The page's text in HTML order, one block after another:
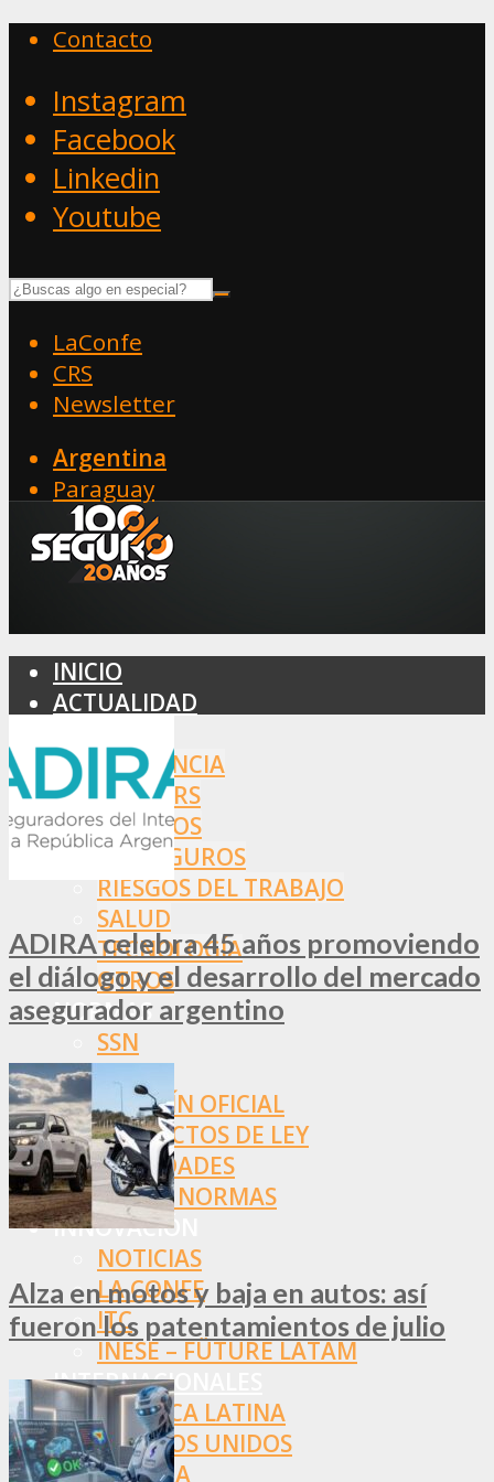
Contacto
Instagram
Facebook
Linkedin
Youtube
LaConfe
CRS
Newsletter
Argentina
Paraguay
INICIO
ACTUALIDAD
ASISTENCIA
BROKERS
SEGUROS
REASEGUROS
RIESGOS DEL TRABAJO
SALUD
TECNOLOGÍA
OTROS
NORMAS
SSN
SRT
BOLETÍN OFICIAL
PROYECTOS DE LEY
SOCIEDADES
OTRAS NORMAS
INNOVACIÓN
NOTICIAS
LA CONFE
ITC
INESE – FÜTURE LATAM
INTERNACIONALES
AMÉRICA LATINA
ESTADOS UNIDOS
EUROPA
ADIRA celebra 45 años promoviendo
el diálogo y el desarrollo del mercado
asegurador argentino
Alza en motos y baja en autos: así
fueron los patentamientos de julio